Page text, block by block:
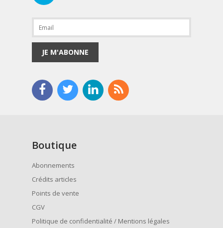
JE M'ABONNE
Boutique
Abonnements
Crédits articles
Points de vente
CGV
Politique de confidentialité / Mentions légales